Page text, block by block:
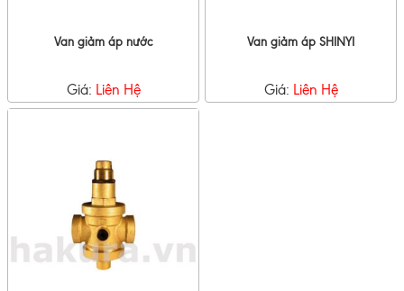
Van giảm áp nước
Giá: Liên Hệ
Van giảm áp SHINYI
Giá: Liên Hệ